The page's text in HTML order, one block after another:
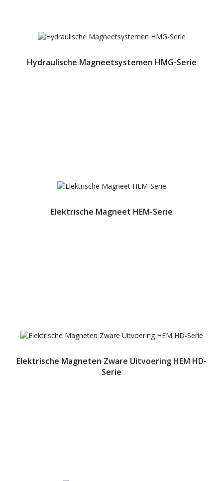
Hydraulische Magneetsystemen HMG-Serie
Elektrische Magneet HEM-Serie
Elektrische Magneten Zware Uitvoering HEM HD-
Serie